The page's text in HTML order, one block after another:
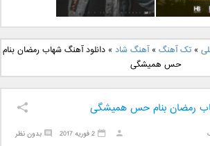
جدید بهنام
قرص قمر 2
دانلود آهنگ جدید علی
یاسینی بنام دورترین نزدیک
»تک آهنگ »آهنگ شاد »دانلود آهنگ شهاب رمضان بنام
حس همیشگی
رمضان بنام حس همیشگی
بدون نظر 2 فوریه 2017